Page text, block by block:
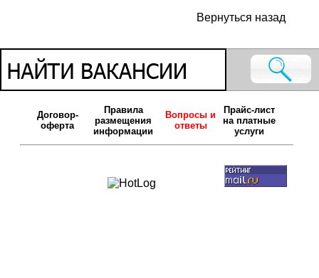
Вернуться назад
Договор-
оферта
Правила
размещения
информации
Вопросы и
ответы
Прайс-лист
на платные
услуги